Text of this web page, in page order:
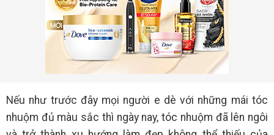
Nếu như trước đây mọi người e dè với những mái tóc
nhuộm đủ màu sắc thì ngày nay, tóc nhuộm đã lên ngôi